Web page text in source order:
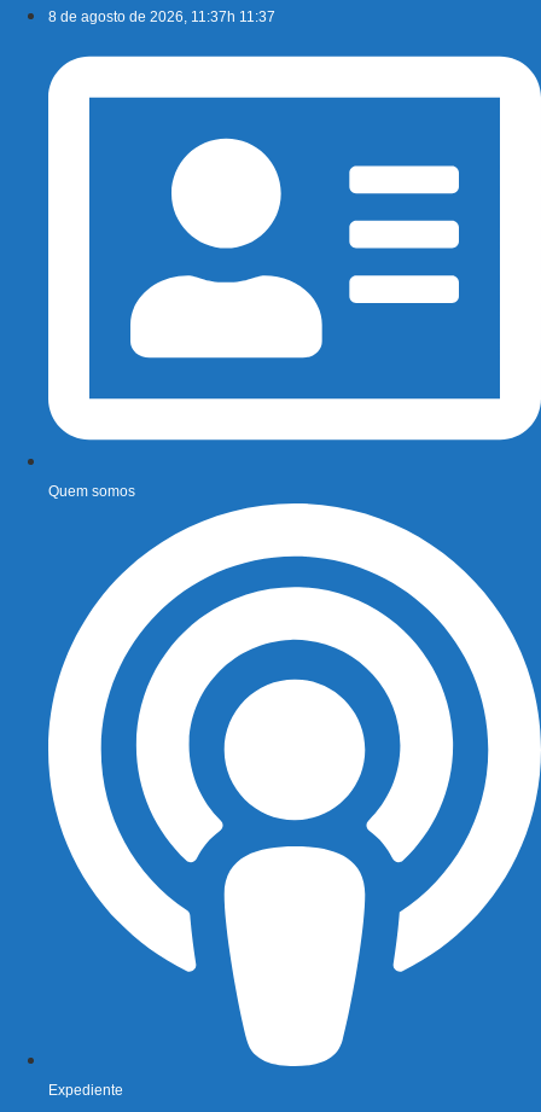
conteúdo
8 de agosto de 2026, 11:37h 11:37
Quem somos
Expediente